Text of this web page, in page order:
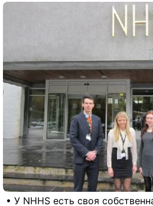
• У NHHS есть своя